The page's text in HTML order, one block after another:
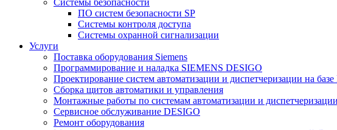
Системы безопасности
ПО систем безопасности SP
Системы контроля доступа
Системы охранной сигнализации
Услуги
Поставка оборудования Siemens
Программирование и наладка SIEMENS DESIGO
Проектирование систем автоматизации и диспетчеризации на
Сборка щитов автоматики и управления
Монтажные работы по системам автоматизации и
Сервисное обслуживание DESIGO
Ремонт оборудования